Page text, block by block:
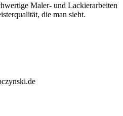
Maler- und Lackierarbeiten
die man sieht.